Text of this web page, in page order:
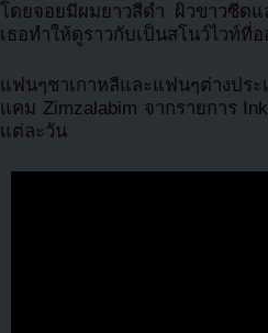
โดยจอยมีผมยาวสีดำ ผิวขาวซีด
เธอทำให้ดูราวกับเป็นสโนว์ไวท์ที่
แฟนๆชาเกาหลีและแฟนๆต่างปร
แคม Zimzalabim จากรายการ
แต่ละวัน